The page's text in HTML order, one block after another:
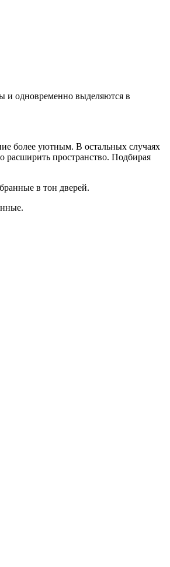
и одновременно выделяются в
более уютным. В остальных случаях
расширить пространство. Подбирая
в тон дверей.